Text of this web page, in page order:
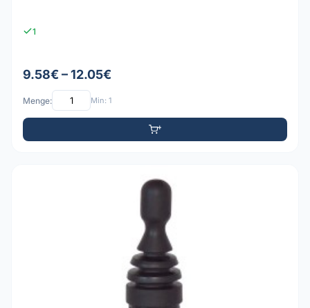
1
9.58€ – 12.05€
Menge: Min: 1